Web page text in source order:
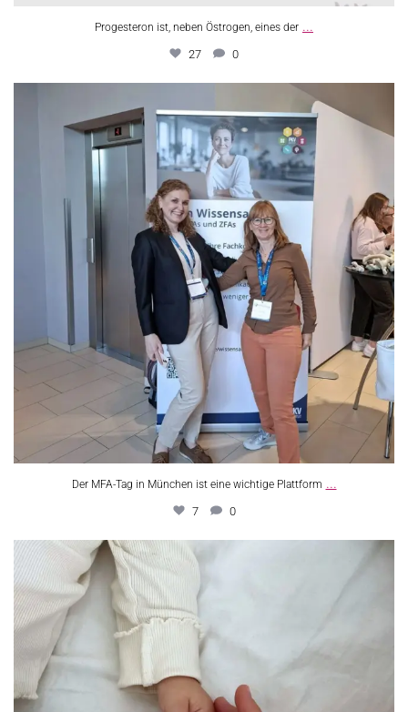
Progesteron ist, neben Östrogen, eines der ...
27 0
7 0
Der MFA-Tag in München ist eine wichtige Plattform ...
7 0
Julia K. und Ihr Mann wussten schon bei ihrem
9